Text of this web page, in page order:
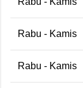
Rabu - Kamis
Rabu - Kamis